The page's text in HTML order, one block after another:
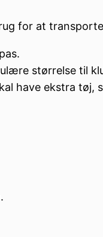
for at
størrelse til
have ekstra tøj,